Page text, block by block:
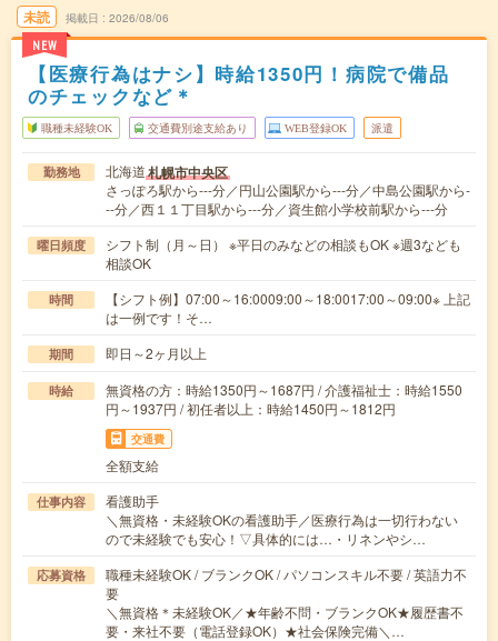
未読
NEW
掲載日 2026/08/06
【医療行為はナシ】時給1350円！病院で備品
のチェックなど＊
職種未経験OK 交通費別途支給あり WEB登録OK 派遣
勤務地 北海道札幌市中央区
さっぽろ駅から---分／円山公園駅から---分／中島公園駅から-
--分／西１１丁目駅から---分／資生館小学校前駅から---分
曜日頻度
シフト制（月～日） ※平日のみなどの相談もOK ※週3なども
相談OK
時間
【シフト例】07:00～16:0009:00～18:0017:00～09:00※ 上記
は一例です！そ…
期間 即日～2ヶ月以上
時給
無資格の方：時給1350円～1687円 / 介護福祉士：時給1550
円～1937円 / 初任者以上：時給1450円～1812円
交通費
全額支給
仕事内容
看護助手
＼無資格・未経験OKの看護助手／医療行為は一切行わない
ので未経験でも安心！▽具体的には…・リネンやシ…
応募資格
職種未経験OK / ブランクOK / パソコンスキル不要 / 英語力不
要
＼無資格＊未経験OK／★年齢不問・ブランクOK★履歴書不
要・来社不要（電話登録OK）★社会保険完備＼…